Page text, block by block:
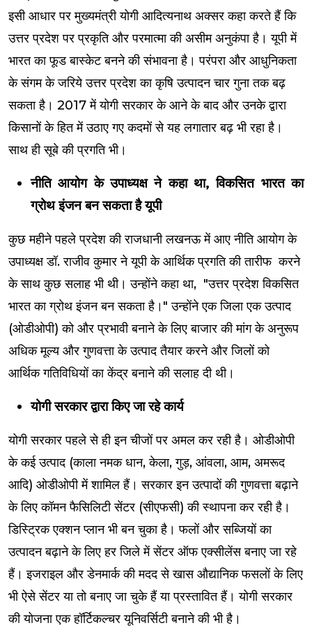
इसी आधार पर मुख्यमंत्री योगी आदित्यनाथ अक्सर कहा करते हैं कि
उत्तर प्रदेश पर प्रकृति और परमात्मा की असीम अनुकंपा है। यूपी में
भारत का फूड बास्केट बनने की संभावना है। परंपरा और आधुनिकता
के संगम के जरिये उत्तर प्रदेश का कृषि उत्पादन चार गुना तक बढ़
सकता है। 2017 में योगी सरकार के आने के बाद और उनके द्वारा
किसानों के हित में उठाए गए कदमों से यह लगातार बढ़ भी रहा है।
साथ ही सूबे की प्रगति भी।
नीति आयोग के उपाध्यक्ष ने कहा था, विकसित भारत का
ग्रोथ इंजन बन सकता है यूपी
कुछ महीने पहले प्रदेश की राजधानी लखनऊ में आए नीति आयोग के
उपाध्यक्ष डॉ. राजीव कुमार ने यूपी के आर्थिक प्रगति की तारीफ करने
के साथ कुछ सलाह भी थी। उन्होंने कहा था, "उत्तर प्रदेश विकसित
भारत का ग्रोथ इंजन बन सकता है।" उन्होंने एक जिला एक उत्पाद
(ओडीओपी) को और प्रभावी बनाने के लिए बाजार की मांग के अनुरूप
अधिक मूल्य और गुणवत्ता के उत्पाद तैयार करने और जिलों को
आर्थिक गतिविधियों का केंद्र बनाने की सलाह दी थी।
योगी सरकार द्वारा किए जा रहे कार्य
योगी सरकार पहले से ही इन चीजों पर अमल कर रही है। ओडीओपी
के कई उत्पाद (काला नमक धान, केला, गुड़, आंवला, आम, अमरूद
आदि) ओडीओपी में शामिल हैं। सरकार इन उत्पादों की गुणवत्ता बढ़ाने
के लिए कॉमन फैसिलिटी सेंटर (सीएफसी) की स्थापना कर रही है।
डिस्ट्रिक एक्शन प्लान भी बन चुका है। फलों और सब्जियों का
उत्पादन बढ़ाने के लिए हर जिले में सेंटर ऑफ एक्सीलेंस बनाए जा रहे
हैं। इजराइल और डेनमार्क की मदद से खास औद्यानिक फसलों के लिए
भी ऐसे सेंटर या तो बनाए जा चुके हैं या प्रस्तावित हैं। योगी सरकार
की योजना एक हॉर्टिकल्चर यूनिवर्सिटी बनाने की भी है।